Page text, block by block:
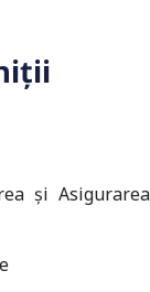
și Asigurarea